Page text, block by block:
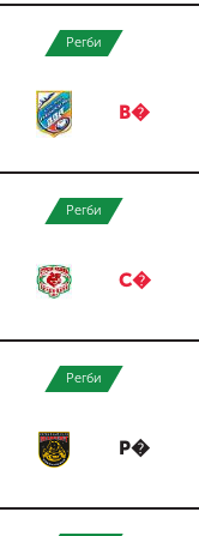
Регби
В�
Регби
С�
Регби
Р�